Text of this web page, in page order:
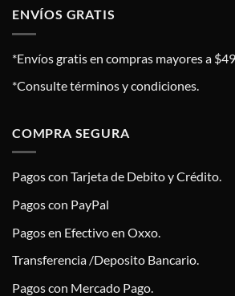
ENVÍOS GRATIS
*Envíos gratis en compras mayores a
*Consulte términos y condiciones.
COMPRA SEGURA
Pagos con Tarjeta de Debito y Crédito.
Pagos con PayPal
Pagos en Efectivo en Oxxo.
Transferencia /Deposito Bancario.
Pagos con Mercado Pago.